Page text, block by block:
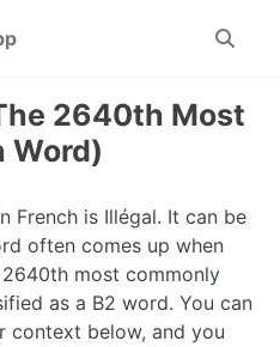
Toggle
2640th Most
Word)
French is Illégal. It can be
often comes up when
most commonly
as a B2 word. You can
context below, and you